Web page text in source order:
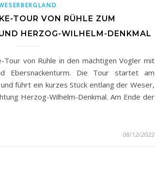
TOUR VON RÜHLE ZUM
HERZOG-WILHELM-DENKMAL
Tour von Rühle in den mächtigen Vogler mit
Ebersnackenturm. Die Tour startet am
führt ein kurzes Stück entlang der Weser,
Herzog-Wilhelm-Denkmal. Am Ende der
08/12/2022